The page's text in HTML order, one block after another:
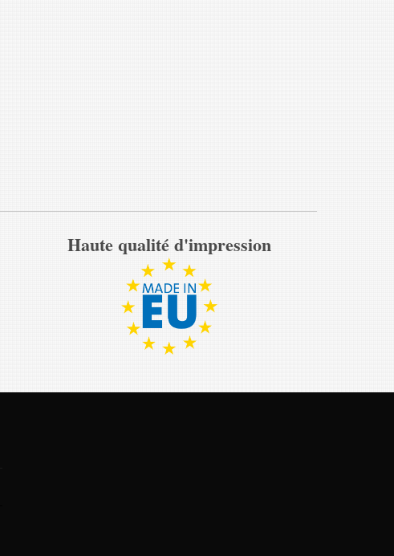
Haute qualité d'impression